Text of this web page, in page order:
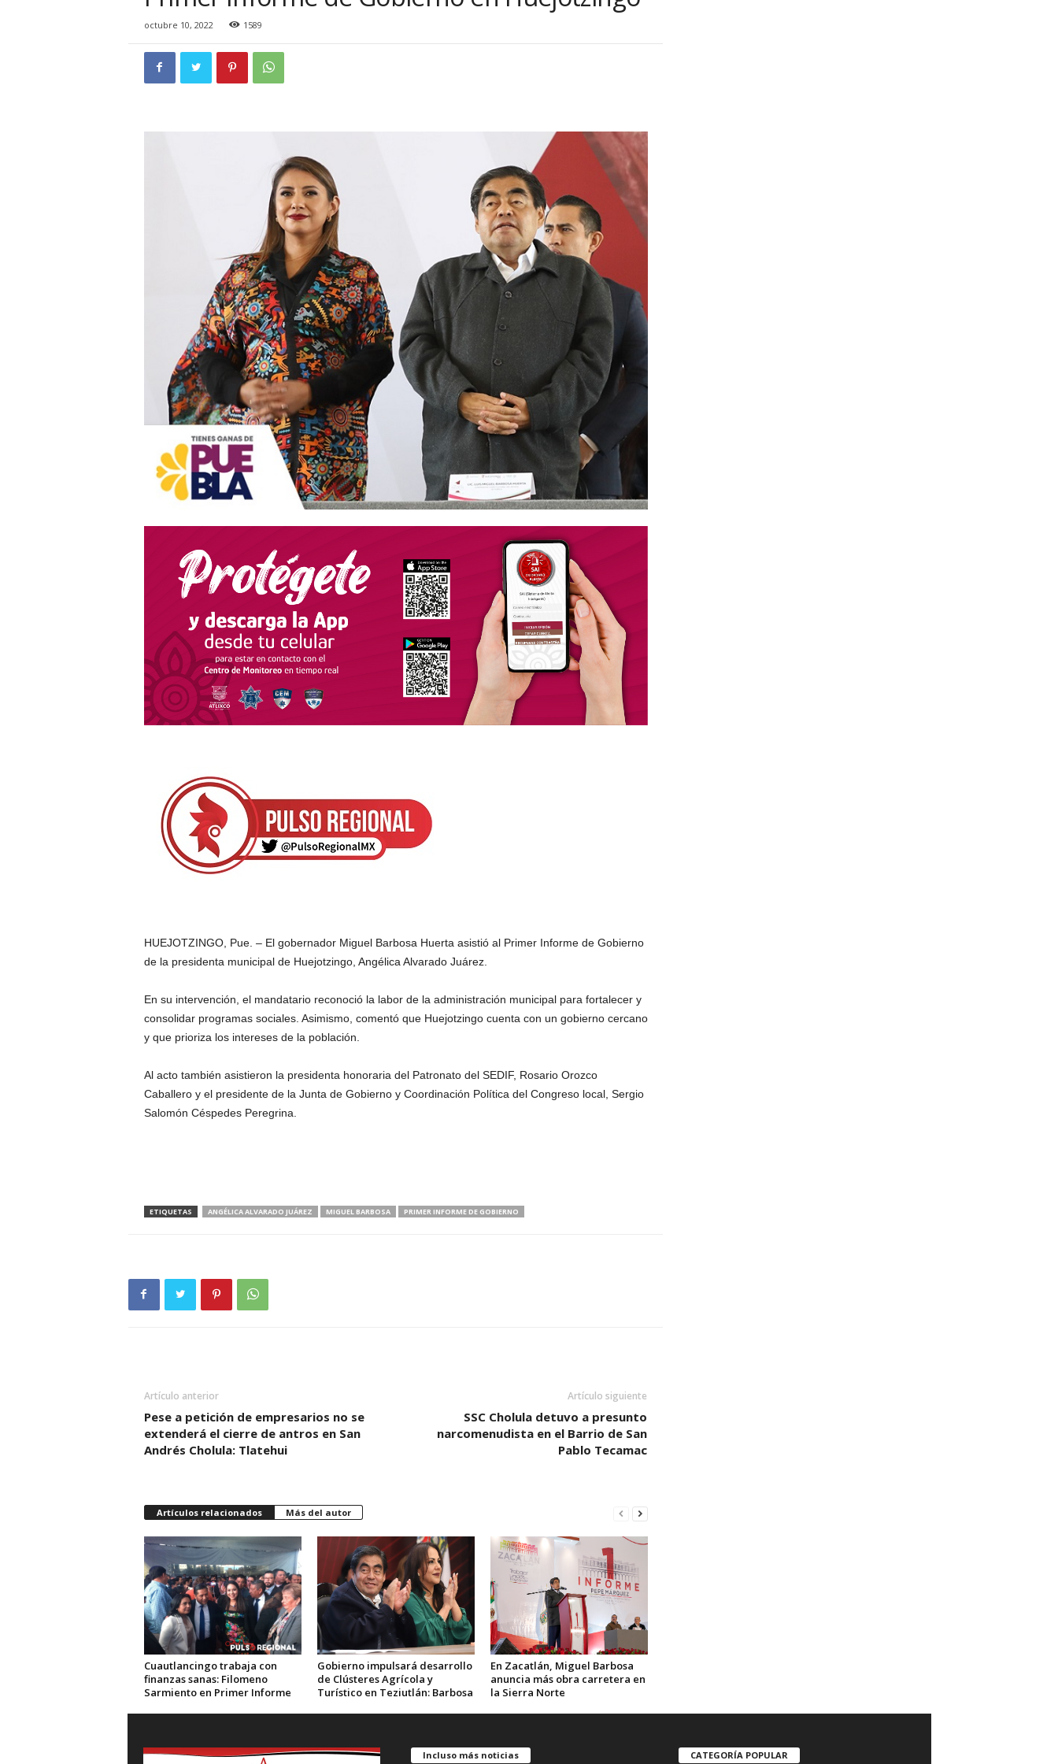
octubre 10, 2022 1589
HUEJOTZINGO, Pue. – El gobernador Miguel Barbosa Huerta asistió al Primer Informe de Gobierno
de la presidenta municipal de Huejotzingo, Angélica Alvarado Juárez.
En su intervención, el mandatario reconoció la labor de la administración municipal para fortalecer y
consolidar programas sociales. Asimismo, comentó que Huejotzingo cuenta con un gobierno cercano
y que prioriza los intereses de la población.
Al acto también asistieron la presidenta honoraria del Patronato del SEDIF, Rosario Orozco
Caballero y el presidente de la Junta de Gobierno y Coordinación Política del Congreso local, Sergio
Salomón Céspedes Peregrina.
ETIQUETAS ANGÉLICA ALVARADO JUÁREZ MIGUEL BARBOSA PRIMER INFORME DE GOBIERNO
Artículo anterior
Pese a petición de empresarios no se
extenderá el cierre de antros en San
Andrés Cholula: Tlatehui
Artículo siguiente
SSC Cholula detuvo a presunto
narcomenudista en el Barrio de San
Pablo Tecamac
Artículos relacionados Más del autor
Cuautlancingo trabaja con
finanzas sanas: Filomeno
Sarmiento en Primer Informe
Gobierno impulsará desarrollo
de Clústeres Agrícola y
Turístico en Teziutlán: Barbosa
En Zacatlán, Miguel Barbosa
anuncia más obra carretera en
la Sierra Norte
Incluso más noticias CATEGORÍA POPULAR